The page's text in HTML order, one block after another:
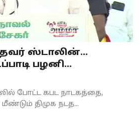
ஸ்டாலின்...
பழனி...
போட்ட கபட நாடகத்தை,
திமுக நடத...